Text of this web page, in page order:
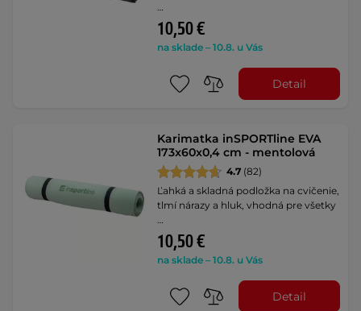
…
10,50 €
na sklade – 10.8. u Vás
Detail
Karimatka inSPORTline EVA
173x60x0,4 cm - mentolová
4.7 (82)
Ľahká a skladná podložka na cvičenie,
tlmí nárazy a hluk, vhodná pre všetky
…
10,50 €
na sklade – 10.8. u Vás
Detail